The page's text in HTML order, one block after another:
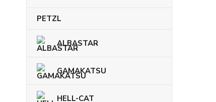
PETZL
ALBASTAR
GAMAKATSU
HELL-CAT